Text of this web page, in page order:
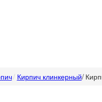
Кирпич клинкерный/